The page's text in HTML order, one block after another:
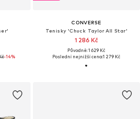
-14%
CONVERSE
Tenisky 'Chuck Taylor All Star'
1 286 Kč
Původně: 1 629 Kč
Poslední nejnižší cena:1 279 Kč